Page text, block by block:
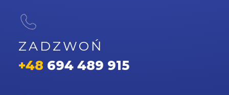
ZADZWOŃ
+48 694 489 915